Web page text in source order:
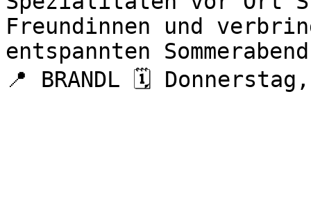
Freundinnen und
entspannten